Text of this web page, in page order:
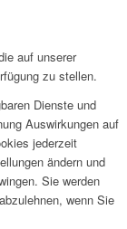
auf unserer
zu stellen.
Dienste und
Auswirkungen auf
jederzeit
ändern und
Sie werden
wenn Sie